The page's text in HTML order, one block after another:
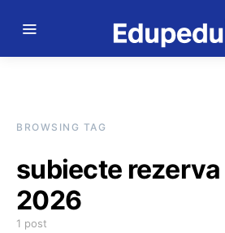
BROWSING TAG
subiecte
2026
1 post